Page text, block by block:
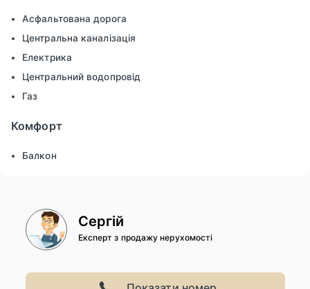
Асфальтована дорога
Центральна каналізація
Електрика
Центральний водопровід
Газ
Комфорт
Балкон
Сергій
Експерт з продажу нерухомості